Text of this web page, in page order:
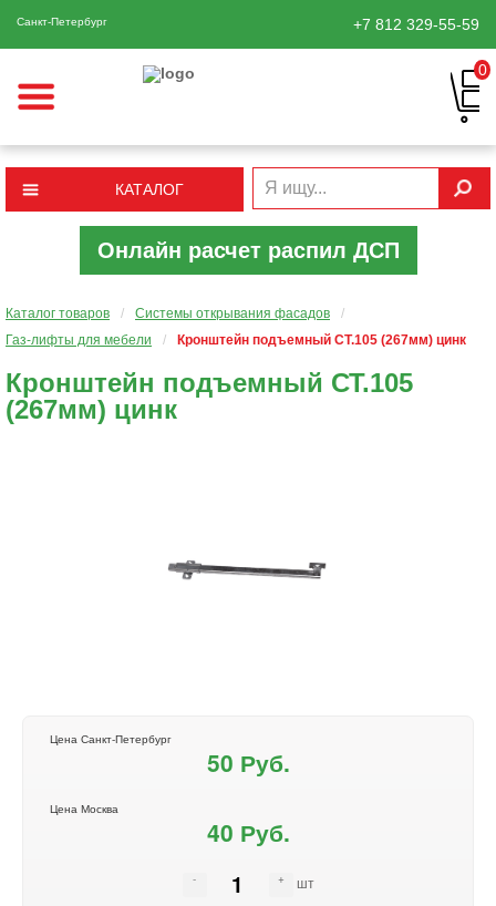
Санкт-Петербург +7 812 329-55-59
0
КАТАЛОГ
Онлайн расчет распил ДСП
Каталог товаров / Системы открывания фасадов
/
Газ-лифты для мебели
/ Кронштейн подъемный СТ.105 (267мм) цинк
Кронштейн подъемный СТ.105
(267мм) цинк
Цена Санкт-Петербург
50 Руб.
Цена Москва
40 Руб.
шт